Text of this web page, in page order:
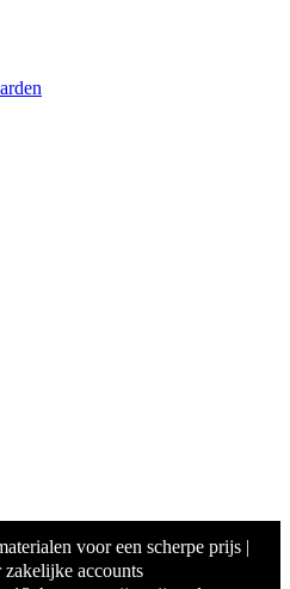
voor een scherpe prijs |
accounts